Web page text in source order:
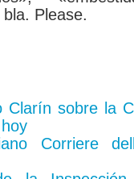
Please.
Clarín sobre la
Corriere